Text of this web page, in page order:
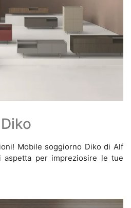
Diko
Mobile soggiorno Diko di Alf
aspetta per impreziosire le tue